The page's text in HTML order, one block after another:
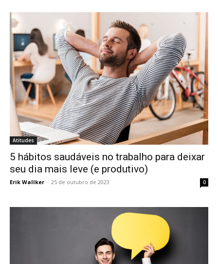
Atitudes
5 hábitos saudáveis no trabalho para deixar
seu dia mais leve (e produtivo)
Erik Wallker - 25 de outubro de 2023 0